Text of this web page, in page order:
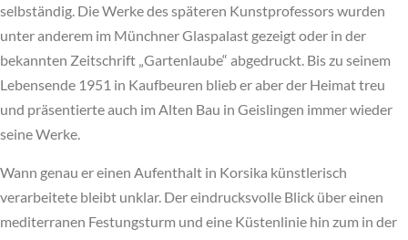
selbständig. Die Werke des späteren Kunstprofessors wurden
unter anderem im Münchner Glaspalast gezeigt oder in der
bekannten Zeitschrift „Gartenlaube“ abgedruckt. Bis zu seinem
Lebensende 1951 in Kaufbeuren blieb er aber der Heimat treu
und präsentierte auch im Alten Bau in Geislingen immer wieder
seine Werke.
Wann genau er einen Aufenthalt in Korsika künstlerisch
verarbeitete bleibt unklar. Der eindrucksvolle Blick über einen
mediterranen Festungsturm und eine Küstenlinie hin zum in der